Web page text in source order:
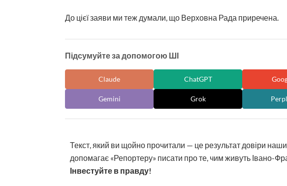
До цієї заяви ми теж думали, що Верховна Рада приречена.
Підсумуйте за допомогою ШІ
Claude ChatGPT
Gemini Grok
Текст, який ви щойно прочитали — це результат довіри
допомагає «Репортеру» писати про те, чим живуть Івано-
Інвестуйте в правду!